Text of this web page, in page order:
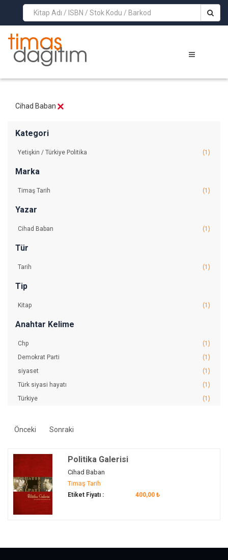
>
Cihad Baban
Kategori
Yetişkin / Türkiye Politika (1)
Marka
Timaş Tarih (1)
Yazar
Cihad Baban (1)
Tür
Tarih (1)
Tip
Kitap (1)
Anahtar Kelime
Chp
(1)
Demokrat Parti
(1)
siyaset
(1)
Türk siyasi hayatı
(1)
Türkiye
(1)
Önceki Sonraki
Politika Galerisi
Cihad Baban
Timaş Tarih
Etiket Fiyatı : 400,00 ₺